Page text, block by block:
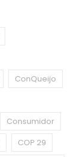
ConQueijo
Consumidor
COP 29